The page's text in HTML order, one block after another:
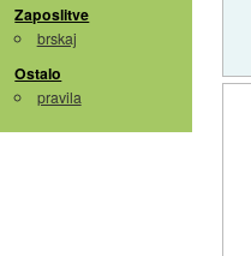
Zaposlitve
brskaj
Ostalo
pravila